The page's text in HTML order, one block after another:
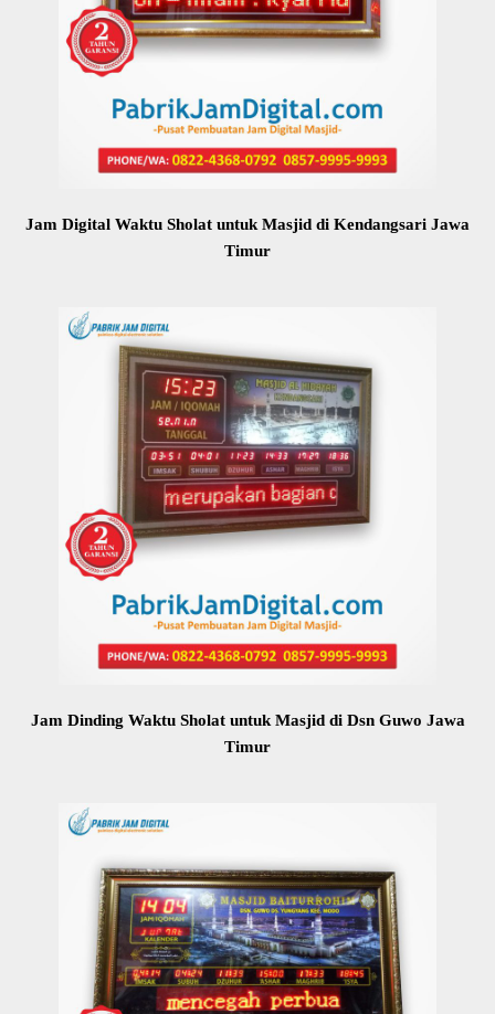
Jam Digital Waktu Sholat untuk Masjid di Kendangsari Jawa
Timur
Jam Dinding Waktu Sholat untuk Masjid di Dsn Guwo Jawa
Timur